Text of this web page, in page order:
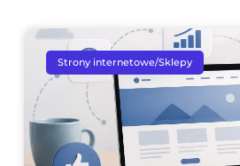
Strony internetowe/Sklepy